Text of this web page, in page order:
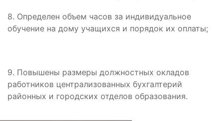
8. Определен объем часов за индивидуальное
обучение на дому учащихся и порядок их оплаты;
9. Повышены размеры должностных окладов
работников централизованных бухгалтерий
районных и городских отделов образования.